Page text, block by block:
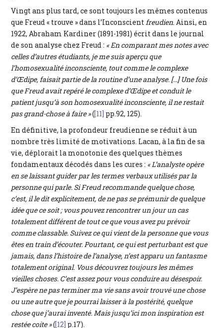
Vingt ans plus tard, ce sont toujours les mêmes contenus
que Freud « trouve » dans l’Inconscientfreudien. Ainsi, en
1922, Abraham Kardiner (1891-1981) écrit dans le journal
de son analyse chez Freud : « En comparant mes notes avec
celles d’autres étudiants, je me suis aperçu que
l’homosexualité inconsciente, tout comme le complexe
d’Œdipe, faisait partie de la routine d’une analyse. […] Une fois
que Freud avait repéré le complexe d’Œdipe et conduit le
patient jusqu’à son homosexualité inconsciente, il ne restait
pas grand-chose à faire »([11] pp.92, 125).
En définitive, la profondeur freudienne se réduit à un
nombre très limité de motivations. Lacan, à la fin de sa
vie, déplorait la monotonie des quelques thèmes
fondamentaux décodés dans les cures : « L’analyste opère
en se laissant guider par les termes verbaux utilisés par la
personne qui parle. Si Freud recommande quelque chose,
c’est, il le dit explicitement, de ne pas se prémunir de quelque
idée que ce soit ; vous pouvez rencontrer un jour un cas
totalement différent de tout ce que vous avez pu prévoir
comme classable. Suivez ce qui vient de la personne que vous
êtes en train d’écouter. Pourtant, ce qui est perturbant est que
jamais, dans l’histoire de l’analyse, n’est apparu un fantasme
totalement original. Vous découvrez toujours les mêmes
vieilles choses. C’est assez pour vous conduire au désespoir.
J’espère ne pas terminer ma vie sans avoir trouvé une chose
ou une autre que je pourrai laisser à la postérité, quelque
chose que j’aurai inventé. Mais jusqu’ici mon inspiration est
restée coite »([12] p.17).